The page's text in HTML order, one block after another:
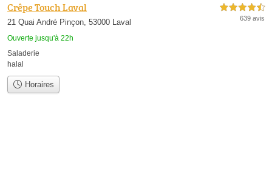
Crêpe Touch Laval
21 Quai André Pinçon, 53000 Laval
Ouverte jusqu'à 22h
4,5 étoiles sur 5
639 avis
Saladerie
halal
Horaires